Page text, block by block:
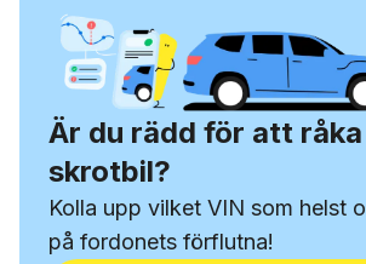
Är du rädd för att råka
skrotbil?
Kolla upp vilket VIN som helst
på fordonets förflutna!